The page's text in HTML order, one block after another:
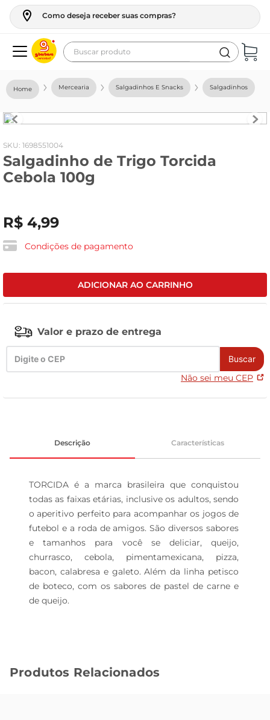
Como deseja receber suas compras?
Buscar produto
Mercearia Salgadinhos E Snacks Salgadinhos
: 1698551004
Salgadinho de Trigo Torcida
Cebola 100g
R$ 4,99
Condições de pagamento
ADICIONAR AO CARRINHO
Valor e prazo de entrega
Buscar
Não sei meu CEP
Descrição Características
TORCIDA é a marca brasileira que conquistou
todas as faixas etárias, inclusive os adultos, sendo
o aperitivo perfeito para acompanhar os jogos de
futebol e a roda de amigos. São diversos sabores
e tamanhos para você se deliciar, queijo,
churrasco, cebola, pimentamexicana, pizza,
bacon, calabresa e galeto. Além da linha petisco
de boteco, com os sabores de pastel de carne e
de queijo.
Produtos Relacionados
geladeira
fogao
café
cerveja
leite
vinho